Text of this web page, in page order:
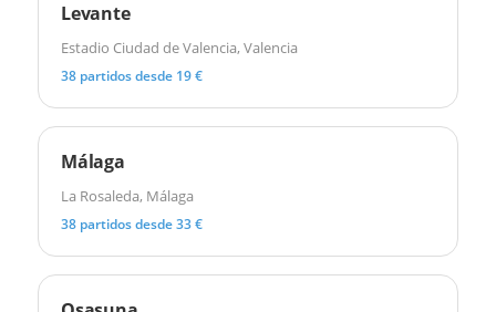
Levante
Estadio Ciudad de Valencia, Valencia
38 partidos desde 19 €
Málaga
La Rosaleda, Málaga
38 partidos desde 33 €